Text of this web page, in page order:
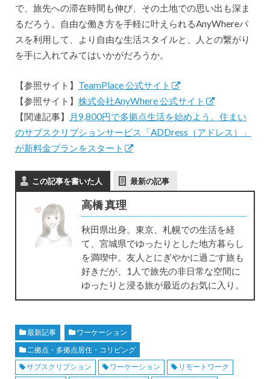
で、旅先への滞在時間も伸び、その土地での思い出も深ま
るだろう。自由な働き方を手軽に叶えられるAnyWhereパ
スを利用して、より自由な生活スタイルと、人との繋がり
を手に入れてみてはいかがだろうか。
【参照サイト】 TeamPlace 公式サイト
【参照サイト】 株式会社AnyWhere 公式サイト
【関連記事】
月9,800円で多拠点生活を始めよう。住まい
のサブスクリプションサービス「ADDress（アドレス）」
が新料金プランをスタート
この記事を書いた人 最新の記事
高橋 真理
秋田県出身。東京、札幌での生活を経
て、宮城県でゆったりとした地方暮らし
を満喫中。友人とにぎやかに過ごす旅も
好きだが、1人で旅先の非日常な空間に
ゆったりと浸る旅が最近のお気に入り。
最新記事
ワーケーション
二拠点・多拠点居住・コリビング
サブスクリプション
ワーケーション
リモートワーク